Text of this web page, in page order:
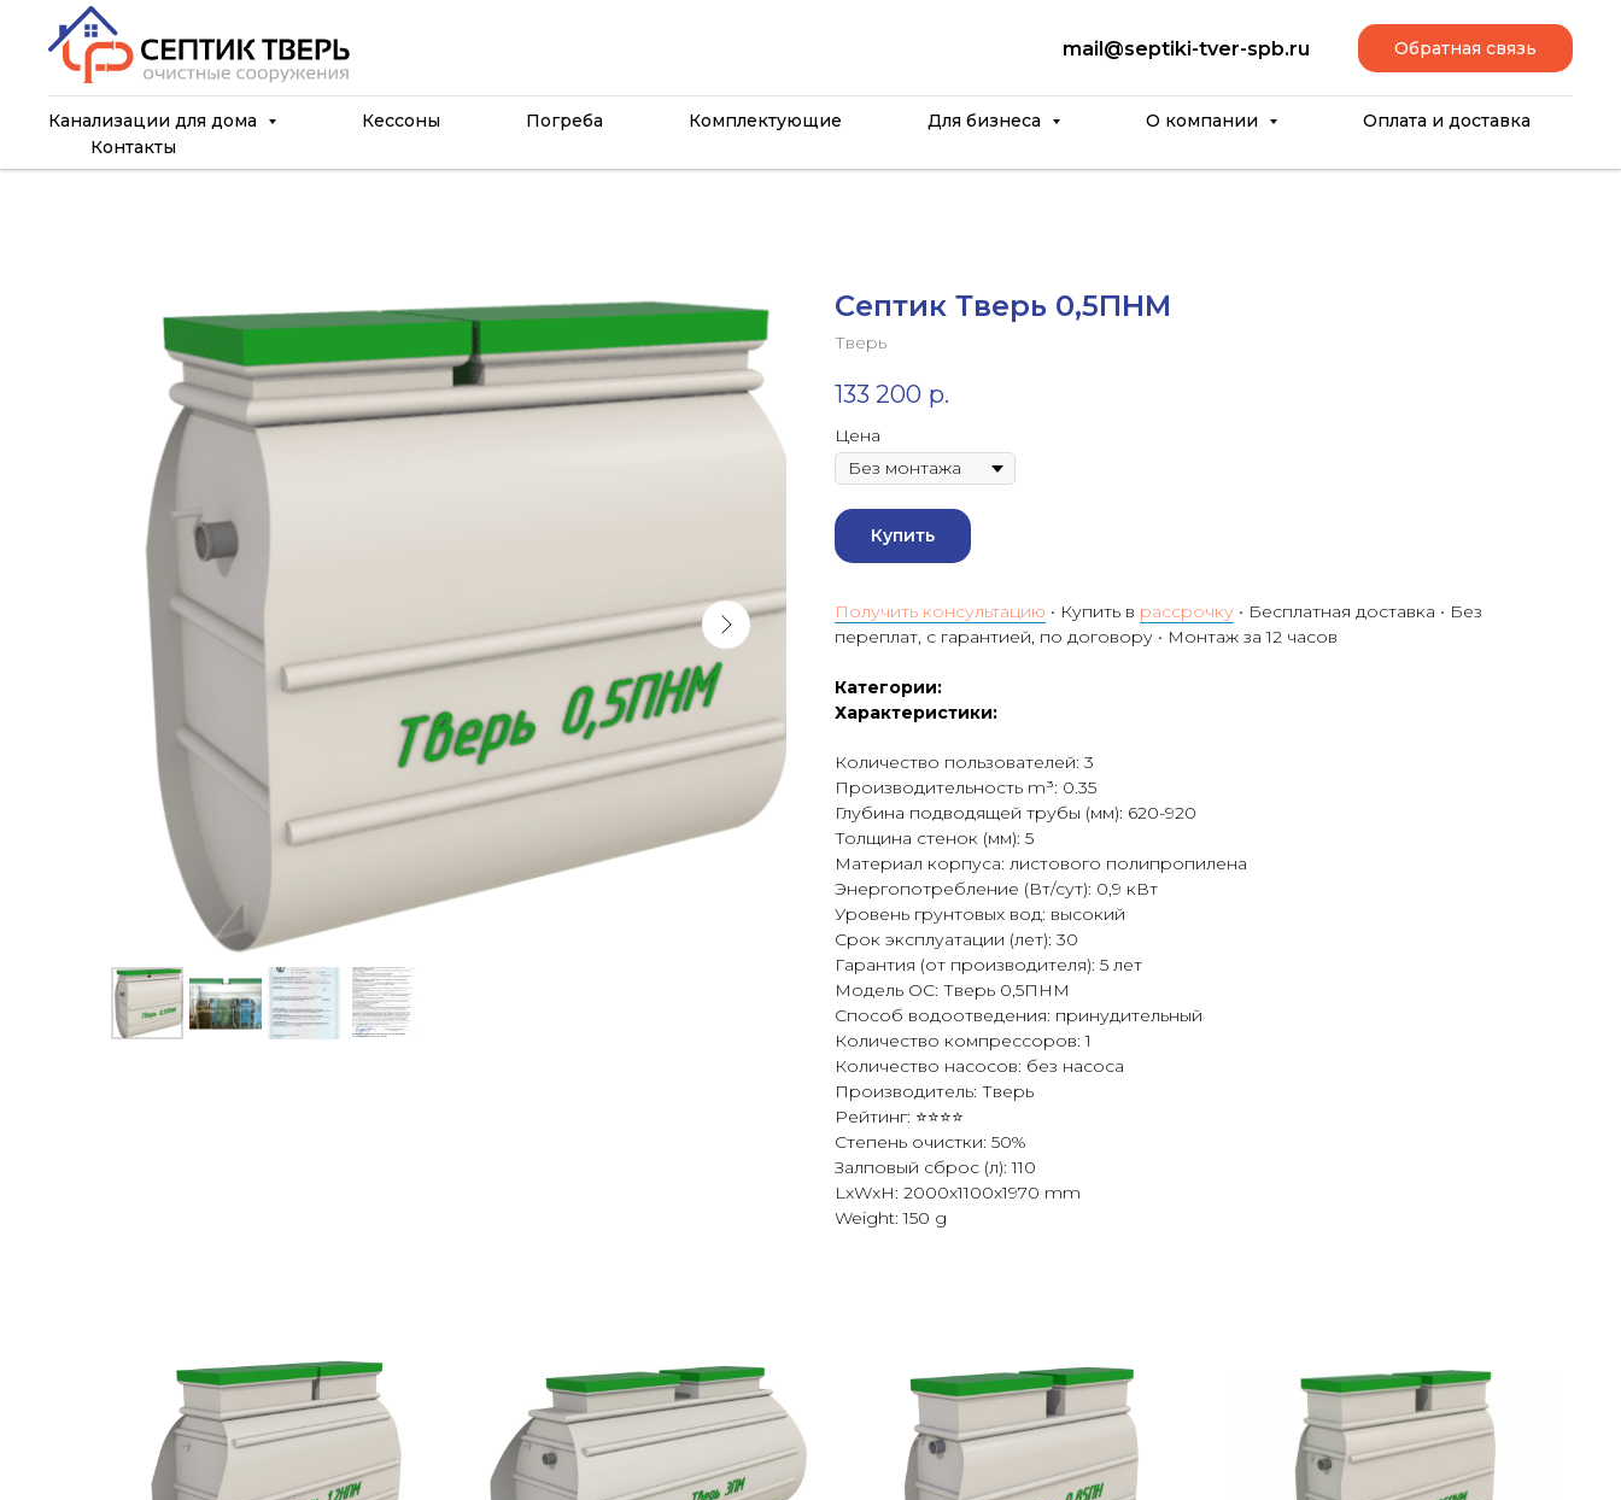
mail@septiki-tver-spb.ru Обратная связь
Канализации для дома Кессоны Погреба Комплектующие Для бизнеса О компании
Оплата и доставка
Контакты
Септик Тверь 0,5ПНМ
Тверь
133 200 р.
Цена
Купить
Получить консультацию • Купить в рассрочку • Бесплатная доставка • Без
переплат, с гарантией, по договору • Монтаж за 12 часов
Категории:
Характеристики:
Количество пользователей: 3
Производительность m³: 0.35
Глубина подводящей трубы (мм): 620-920
Толщина стенок (мм): 5
Материал корпуса: листового полипропилена
Энергопотребление (Вт/сут): 0,9 кВт
Уровень грунтовых вод: высокий
Срок эксплуатации (лет): 30
Гарантия (от производителя): 5 лет
Модель ОС: Тверь 0,5ПНМ
Способ водоотведения: принудительный
Количество компрессоров: 1
Количество насосов: без насоса
Производитель: Тверь
Рейтинг: ⭐⭐⭐⭐
Степень очистки: 50%
Залповый сброс (л): 110
LxWxH: 2000x1100x1970 mm
Weight: 150 g